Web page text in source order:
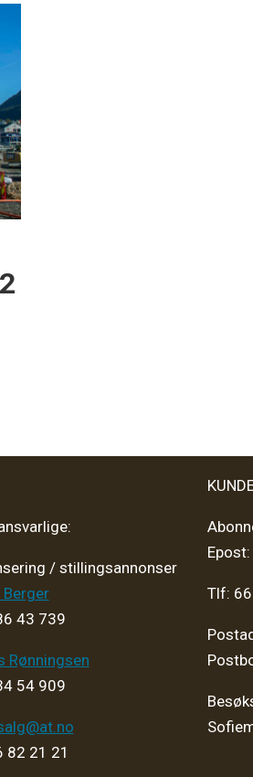
/ stillingsannonser
43 739
Rønningsen
54 909
82 21 21
Epost:
Tlf: